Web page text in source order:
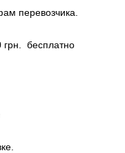
перевозчика.
грн. бесплатно